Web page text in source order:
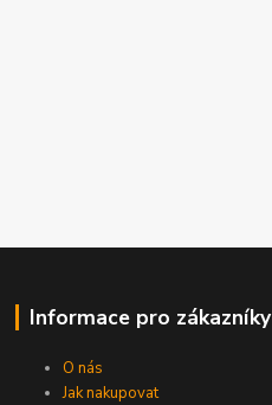
Informace pro zákazníky
O nás
Jak nakupovat